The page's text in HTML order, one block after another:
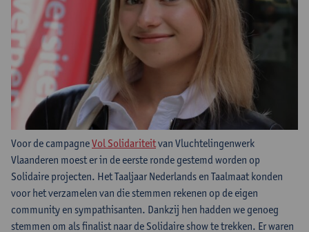
Voor de campagneVol Solidariteitvan Vluchtelingenwerk
Vlaanderen moest er in de eerste ronde gestemd worden op
Solidaire projecten. Het Taaljaar Nederlands en Taalmaat konden
voor het verzamelen van die stemmen rekenen op de eigen
community en sympathisanten. Dankzij hen hadden we genoeg
stemmen om als finalist naar de Solidaire show te trekken. Er waren